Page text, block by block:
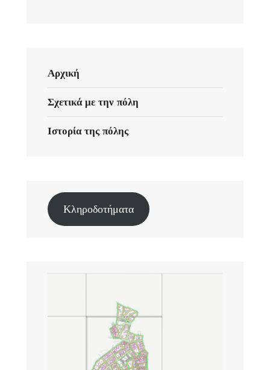
Αρχική
Σχετικά με την πόλη
Ιστορία της πόλης
Κληροδοτήματα